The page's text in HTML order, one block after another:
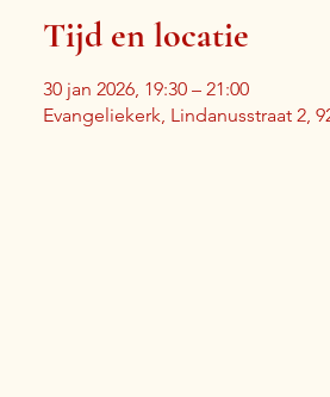
Tijd en locatie
30 jan 2026, 19:30 – 21:00
Evangeliekerk, Lindanusstraat 2,